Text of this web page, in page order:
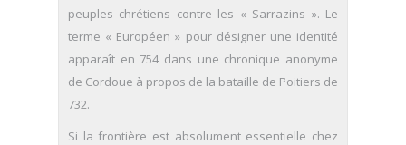
peuples chrétiens contre les « Sarrazins ». Le
terme « Européen » pour désigner une identité
apparaît en 754 dans une chronique anonyme
de Cordoue à propos de la bataille de Poitiers de
732.
Si la frontière est absolument essentielle chez